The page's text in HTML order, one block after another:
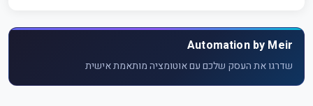
Automation by Meir
שדרגו את העסק שלכם עם אוטומציה מותאמת אישית